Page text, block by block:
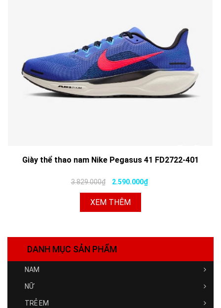
Giày thể thao nam Nike Pegasus 41 FD2722-401
3.829.000₫ 2.590.000₫
XEM THÊM
DANH MỤC SẢN PHẨM
NAM
NỮ
TRẺ EM